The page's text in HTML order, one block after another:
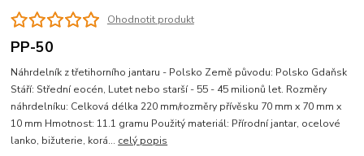
Ohodnotit produkt
PP-50
Náhrdelník z třetihorního jantaru - Polsko Země původu: Polsko Gdaňsk
Stáří: Střední eocén, Lutet nebo starší - 55 - 45 milionů let. Rozměry
náhrdelníku: Celková délka 220 mm/rozměry přívěsku 70 mm x 70 mm x
10 mm Hmotnost: 11.1 gramu Použitý materiál: Přírodní jantar, ocelové
lanko, bižuterie, korá... celý popis